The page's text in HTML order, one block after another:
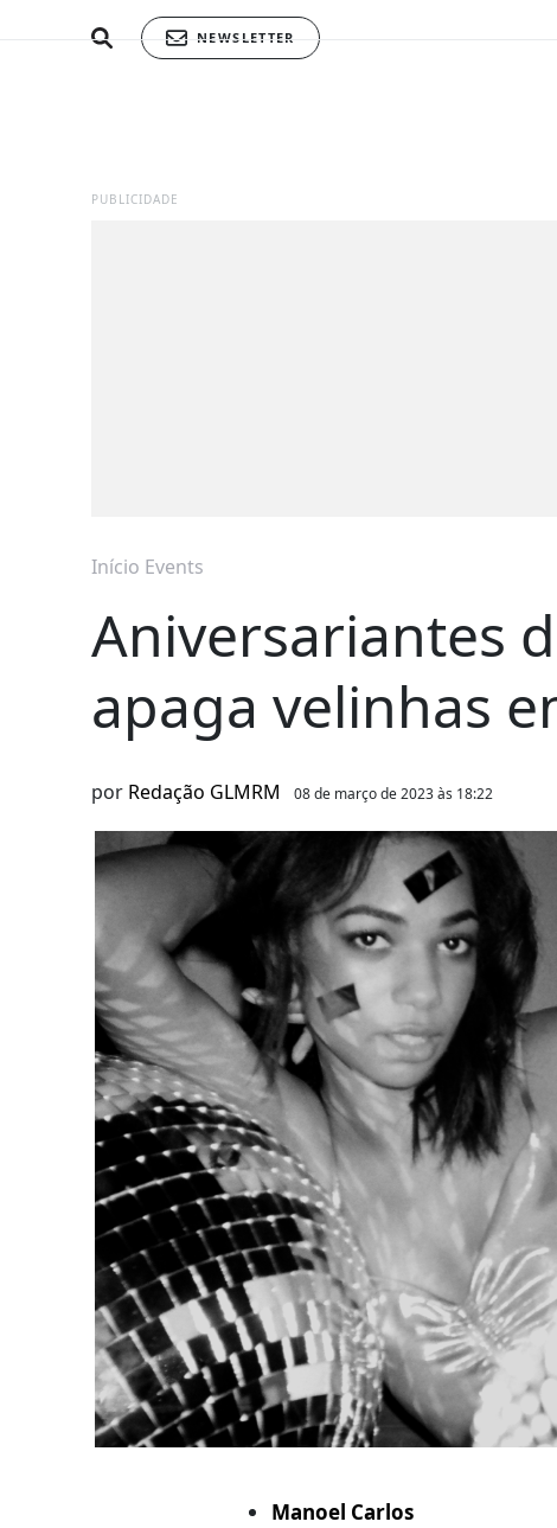
NEWSLETTER
PUBLICIDADE
Início Events
Aniversariantes
apaga velinhas
por Redação GLMRM 08 de março de 2023 às 18:22
Manoel Carlos